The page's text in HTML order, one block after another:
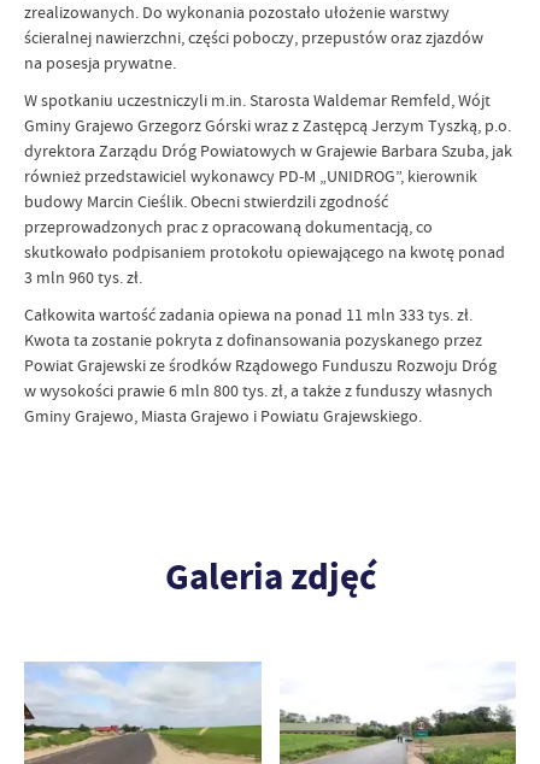
zrealizowanych. Do wykonania pozostało ułożenie warstwy
ścieralnej nawierzchni, części poboczy, przepustów oraz zjazdów
na posesja prywatne.
W spotkaniu uczestniczyli m.in. Starosta Waldemar Remfeld, Wójt
Gminy Grajewo Grzegorz Górski wraz z Zastępcą Jerzym Tyszką, p.o.
dyrektora Zarządu Dróg Powiatowych w Grajewie Barbara Szuba, jak
również przedstawiciel wykonawcy PD-M „UNIDROG”, kierownik
budowy Marcin Cieślik. Obecni stwierdzili zgodność
przeprowadzonych prac z opracowaną dokumentacją, co
skutkowało podpisaniem protokołu opiewającego na kwotę ponad
3 mln 960 tys. zł.
Całkowita wartość zadania opiewa na ponad 11 mln 333 tys. zł.
Kwota ta zostanie pokryta z dofinansowania pozyskanego przez
Powiat Grajewski ze środków Rządowego Funduszu Rozwoju Dróg
w wysokości prawie 6 mln 800 tys. zł, a także z funduszy własnych
Gminy Grajewo, Miasta Grajewo i Powiatu Grajewskiego.
Galeria zdjęć